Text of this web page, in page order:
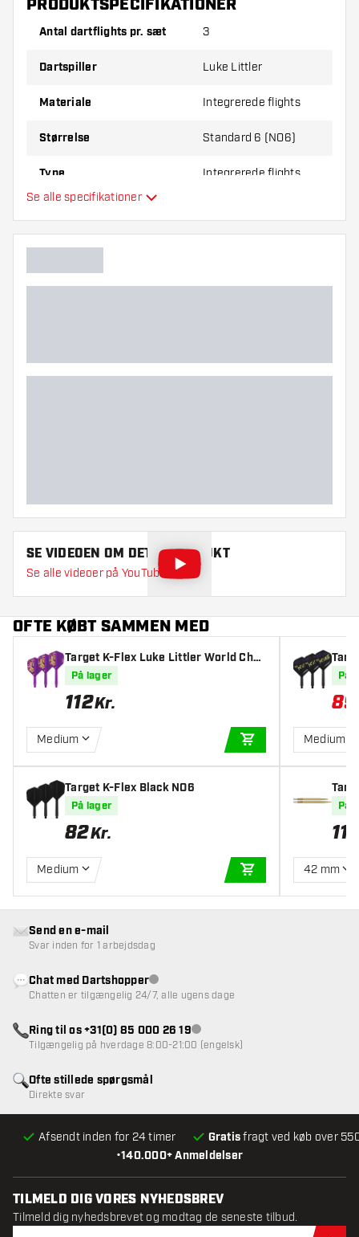
Prøv en anden form, et andet materiale eller en
anden tykkelse på flights for at finde ud af,
PRODUKTSPECIFIKATIONER
Antal dartflights pr. sæt 3
Dartspiller Luke Littler
Materiale Integrerede flights
Størrelse Standard 6 (NO6)
Type Integrerede flights
Yderligere farver
Se alle specifikationer
SE VIDEOEN OM DETTE PRODUKT
Se alle videoer på YouTube
OFTE KØBT SAMMEN MED
Target K-Flex Luke Littler World Cha
mpion 2025 NO6 - Dart Flights
På lager
112Kr.
Medium
TILFØJ TIL KURV
Target K-Flex Black NO6
På lager
82Kr.
Medium
TILFØJ TIL KURV
På
89
Medium
ttler
På
112
42 mm
•140.000+ Anmeldelser
Afsendt inden for 24 timer Gratisfragt ved køb over
Ofte stillede spørgsmål
Direkte svar
Send en e-mail
Svar inden for 1 arbejdsdag
Chat med DartshopperKundeservice ikke tilgængelig
Chatten er tilgængelig 24/7, alle ugens dage
Ring til os +31(0) 85 000 26 19Kundeservice ikke tilgængelig
Tilgængelig på hverdage 8:00-21:00 (engelsk)
TILMELD DIG VORES NYHEDSBREV
Tilmeld dig nyhedsbrevet og modtag de seneste tilbud.